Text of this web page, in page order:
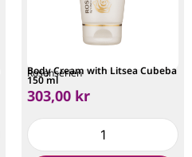
Rosenserien
Body Cream with Litsea Cubeba
150 ml
303,00 kr